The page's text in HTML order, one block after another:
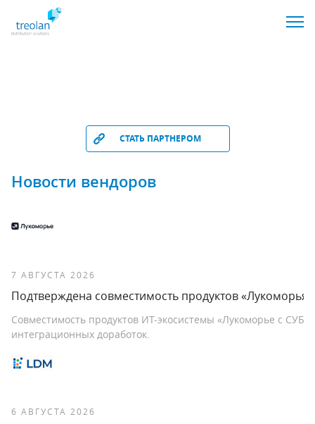
СТАТЬ ПАРТНЕРОМ
Новости вендоров
7 АВГУСТА 2026
Подтверждена совместимость продуктов
Совместимость продуктов ИТ-экосистемы «Лукоморье с
интеграционных доработок.
6 АВГУСТА 2026